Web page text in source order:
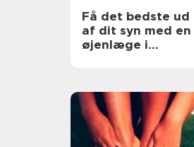
Få det bedste ud
af dit syn med en
øjenlæge i